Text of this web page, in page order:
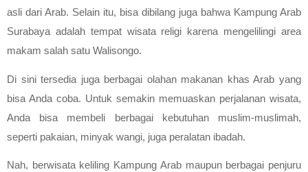
asli dari Arab. Selain itu, bisa dibilang juga bahwa Kampung Arab
Surabaya adalah tempat wisata religi karena mengelilingi area
makam salah satu Walisongo.
Di sini tersedia juga berbagai olahan makanan khas Arab yang
bisa Anda coba. Untuk semakin memuaskan perjalanan wisata,
Anda bisa membeli berbagai kebutuhan muslim-muslimah,
seperti pakaian, minyak wangi, juga peralatan ibadah.
Nah, berwisata keliling Kampung Arab maupun berbagai penjuru